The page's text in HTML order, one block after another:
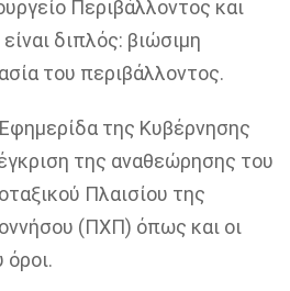
Περιβάλλοντος και
διπλός: βιώσιμη
του περιβάλλοντος.
της Κυβέρνησης
της αναθεώρησης του
Πλαισίου της
(ΠΧΠ) όπως και οι
όροι.